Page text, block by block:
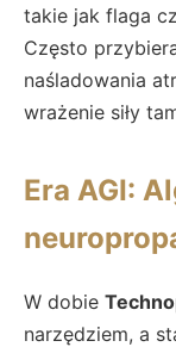
takie jak flaga
Często
naśladowania
wrażenie siły
Era AGI:
W dobie
narzędziem, a